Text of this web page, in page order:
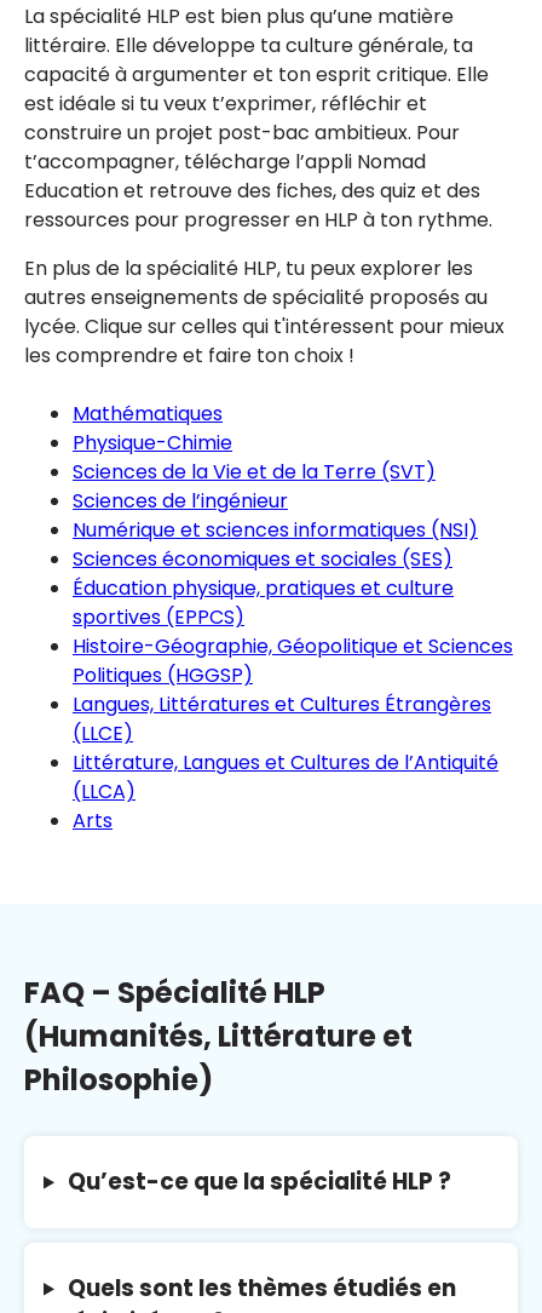
La spécialité HLP est bien plus qu’une matière
littéraire. Elle développe ta culture générale, ta
capacité à argumenter et ton esprit critique. Elle
est idéale si tu veux t’exprimer, réfléchir et
construire un projet post-bac ambitieux. Pour
t’accompagner, télécharge l’appli Nomad
Education et retrouve des fiches, des quiz et des
ressources pour progresser en HLP à ton rythme.
En plus de la spécialité HLP, tu peux explorer les
autres enseignements de spécialité proposés au
lycée. Clique sur celles qui t'intéressent pour mieux
les comprendre et faire ton choix !
Mathématiques
Physique-Chimie
Sciences de la Vie et de la Terre (SVT)
Sciences de l’ingénieur
Numérique et sciences informatiques (NSI)
Sciences économiques et sociales (SES)
Éducation physique, pratiques et culture
sportives (EPPCS)
Histoire-Géographie, Géopolitique et Sciences
Politiques (HGGSP)
Langues, Littératures et Cultures Étrangères
(LLCE)
Littérature, Langues et Cultures de l’Antiquité
(LLCA)
Arts
FAQ – Spécialité HLP
(Humanités, Littérature et
Philosophie)
Qu’est-ce que la spécialité HLP ?
Quels sont les thèmes étudiés en